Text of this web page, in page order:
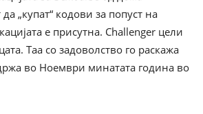
„купат“ кодови за попуст на
е присутна. Challenger цели
Таа со задоволство го раскажа
во Ноември минатата година во